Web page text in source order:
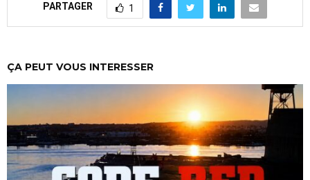
PARTAGER 1
ÇA PEUT VOUS INTERESSER